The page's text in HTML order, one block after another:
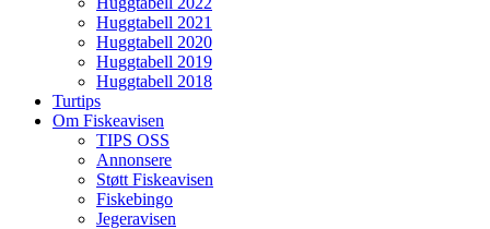
Huggtabell 2021
Huggtabell 2020
Huggtabell 2019
Huggtabell 2018
Turtips
Om Fiskeavisen
TIPS OSS
Annonsere
Støtt Fiskeavisen
Fiskebingo
Jegeravisen